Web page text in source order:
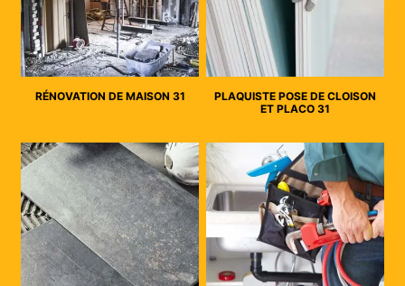
RÉNOVATION DE MAISON 31
PLAQUISTE POSE DE CLOISON
ET PLACO 31